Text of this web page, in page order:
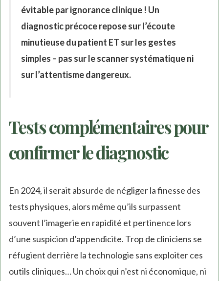
évitable par ignorance clinique ! Un
diagnostic précoce repose sur l’écoute
minutieuse du patient ET sur les gestes
simples – pas sur le scanner systématique ni
sur l’attentisme dangereux.
Tests complémentaires pour
confirmer le diagnostic
En 2024, il serait absurde de négliger la finesse des
tests physiques, alors même qu’ils surpassent
souvent l’imagerie en rapidité et pertinence lors
d’une suspicion d’appendicite. Trop de cliniciens se
réfugient derrière la technologie sans exploiter ces
outils cliniques… Un choix qui n’est ni économique, ni